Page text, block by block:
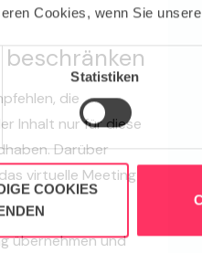
Cookies, wenn Sie
Statistiken
COOKIES
die
Inhalt nur für diese
Darüber
virtuelle Meeting
übernehmen und